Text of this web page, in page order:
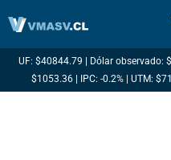
UF: $40844.79 | Dólar observado:
$1053.36 | IPC: -0.2% | UTM: